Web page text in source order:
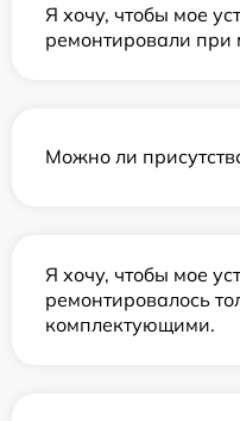
Я хочу, чтобы мое
ремонтировали при
Можно ли
Я хочу, чтобы мое
ремонтировалось
комплектующими.